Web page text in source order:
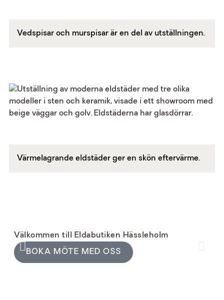
Vedspisar och murspisar är en del av utställningen.
Värmelagrande eldstäder ger en skön eftervärme.
Välkommen till Eldabutiken Hässleholm
BOKA MÖTE MED OSS